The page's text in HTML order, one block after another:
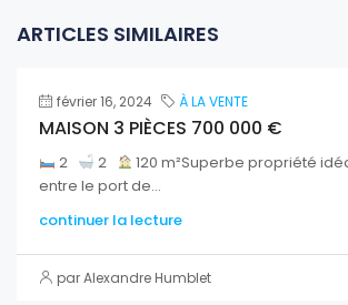
ARTICLES SIMILAIRES
février 16, 2024 À LA VENTE
MAISON 3 PIÈCES 700 000 €
2 2
120 m²Superbe propriété
entre le port de...
continuer la lecture
par Alexandre Humblet